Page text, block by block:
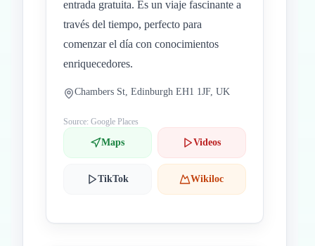
entrada gratuita. Es un viaje fascinante a
través del tiempo, perfecto para
comenzar el día con conocimientos
enriquecedores.
Chambers St, Edinburgh EH1 1JF, UK
Source: Google Places
Maps Videos
TikTok Wikiloc